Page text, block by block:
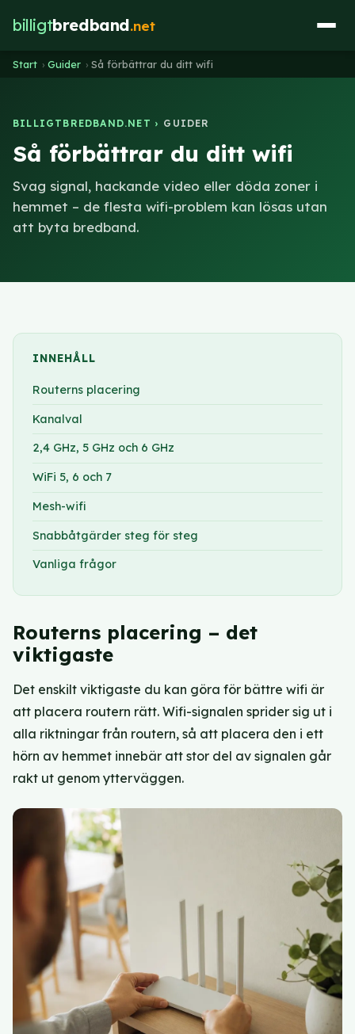
billigtbredband.net
Start › Guider › Så förbättrar du ditt wifi
BILLIGTBREDBAND.NET › GUIDER
Så förbättrar du ditt wifi
Svag signal, hackande video eller döda zoner i
hemmet – de flesta wifi-problem kan lösas utan
att byta bredband.
INNEHÅLL
Routerns placering
Kanalval
2,4 GHz, 5 GHz och 6 GHz
WiFi 5, 6 och 7
Mesh-wifi
Snabbåtgärder steg för steg
Vanliga frågor
Routerns placering – det
viktigaste
Det enskilt viktigaste du kan göra för bättre wifi är
att placera routern rätt. Wifi-signalen sprider sig ut i
alla riktningar från routern, så att placera den i ett
hörn av hemmet innebär att stor del av signalen går
rakt ut genom ytterväggen.